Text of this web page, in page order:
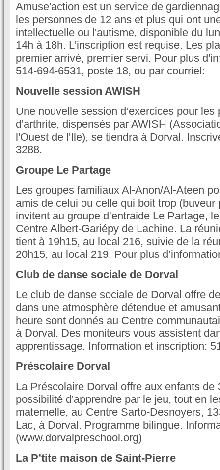
Amuse'action est un service de
les personnes de 12 ans et plus qui ont
intellectuelle ou l'autisme, disponible du
14h à 18h. L'inscription est requise. Les
premier arrivé, premier servi. Pour plus
514-694-6531, poste 18, ou par courriel:
Nouvelle session AWISH
Une nouvelle session d’exercices pour les
d'arthrite, dispensés par AWISH
l'Ouest de l'Ile), se tiendra à Dorval.
3288.
Groupe Le Partage
Les groupes familiaux Al-Anon/Al-Ateen
amis de celui ou celle qui boit trop (buveur
invitent au groupe d’entraide Le Partage,
Centre Albert-Gariépy de Lachine. La
tient à 19h15, au local 216, suivie de la
20h15, au local 219. Pour plus
Club de danse sociale de Dorval
Le club de danse sociale de Dorval offre
dans une atmosphère détendue et
heure sont donnés au Centre
à Dorval. Des moniteurs vous assistent
apprentissage. Information et inscription:
Préscolaire Dorval
La Préscolaire Dorval offre aux enfants de
possibilité d'apprendre par le jeu, tout en
maternelle, au Centre Sarto-Desnoyers,
Lac, à Dorval. Programme bilingue.
(www.dorvalpreschool.org)
La P’tite maison de Saint-Pierre